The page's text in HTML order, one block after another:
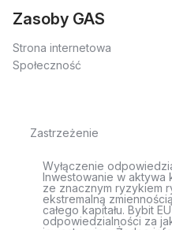
Zasoby GAS
Strona internetowa
Społeczność
Zastrzeżenie
Wyłączenie
Inwestowanie w aktywa
ze znacznym ryzykiem
ekstremalną
całego kapitału. Bybit
odpowiedzialności za